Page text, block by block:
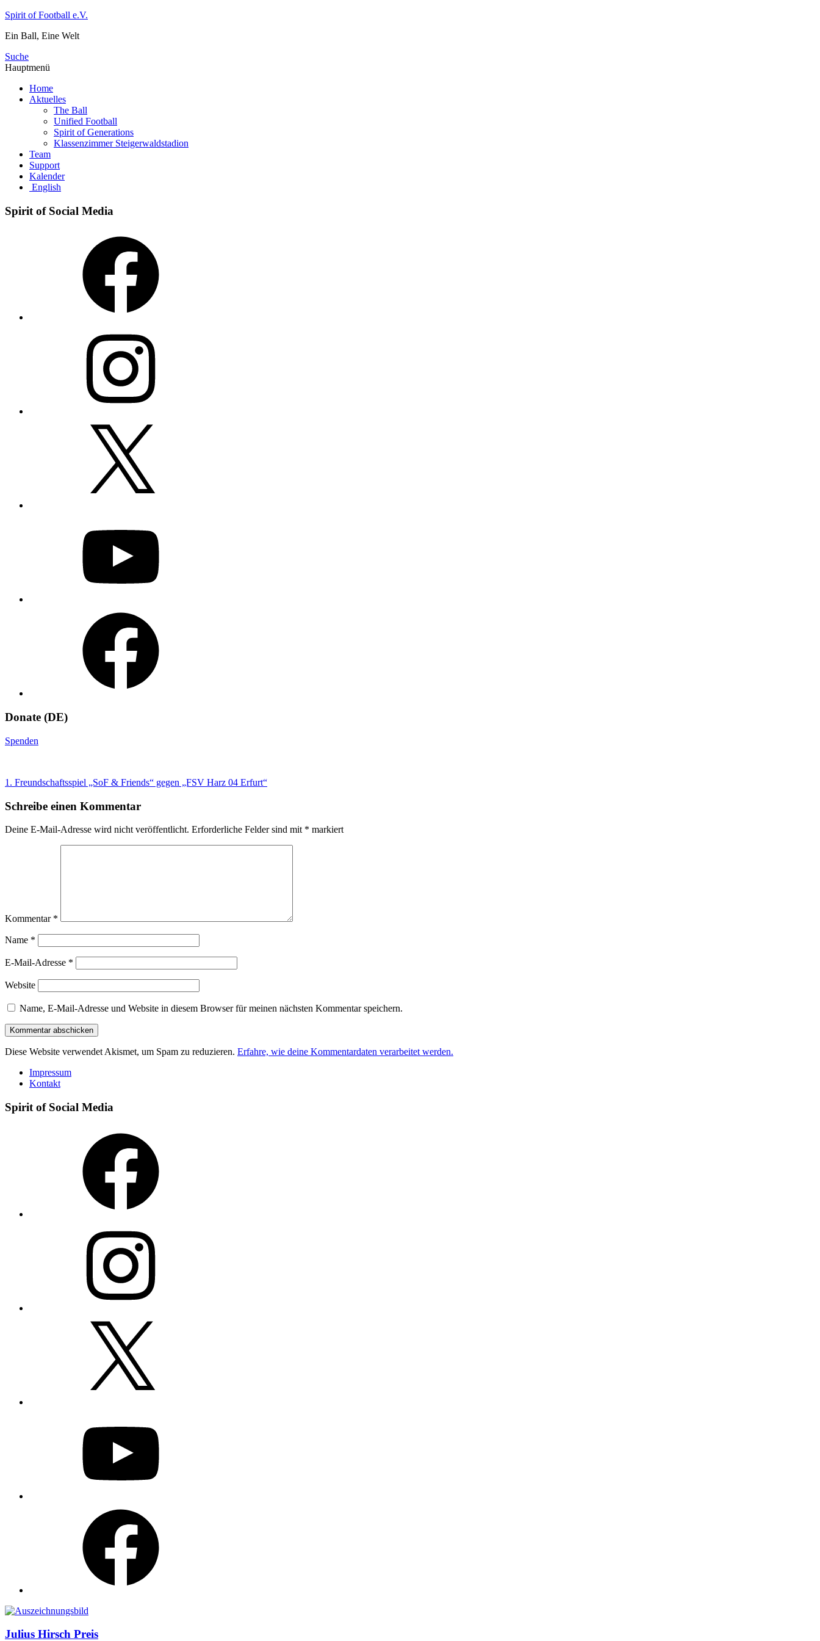
Zum
springen
Spirit of Football e.V.
Ein Ball, Eine Welt
Suche
Hauptmenü
Home
Aktuelles
The Ball
Unified Football
Spirit of Generations
Klassenzimmer Steigerwaldstadion
Team
Support
Kalender
English
Spirit of Social Media
Donate (DE)
Spenden
Beitragsnavigation
1. Freundschaftsspiel „SoF & Friends“ gegen „FSV Harz 04 Erfurt“
Schreibe einen Kommentar
Deine E-Mail-Adresse wird nicht veröffentlicht. Erforderliche Felder sind mit * markiert
Kommentar *
Name *
E-Mail-Adresse *
Website
Name, E-Mail-Adresse und Website in diesem Browser für meinen nächsten Kommentar speichern.
Diese Website verwendet Akismet, um Spam zu reduzieren. Erfahre, wie deine Kommentardaten verarbeitet werden.
Impressum
Kontakt
Spirit of Social Media
Auszeichnungen
Julius Hirsch Preis